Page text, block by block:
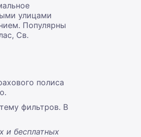
улицами
Популярны
Св.
полиса
фильтров. В
и бесплатных